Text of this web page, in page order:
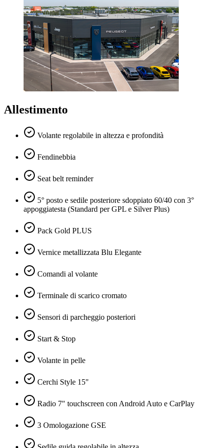
Allestimento
Volante regolabile in altezza e profondità
Fendinebbia
Seat belt reminder
5° posto e sedile posteriore sdoppiato 60/40 con 3°
appoggiatesta (Standard per GPL e Silver Plus)
Pack Gold PLUS
Vernice metallizzata Blu Elegante
Comandi al volante
Terminale di scarico cromato
Sensori di parcheggio posteriori
Start & Stop
Volante in pelle
Cerchi Style 15"
Radio 7" touchscreen con Android Auto e CarPlay
3 Omologazione GSE